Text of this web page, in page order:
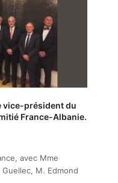
vice-président du
France-Albanie.
avec Mme
Guellec, M. Edmond